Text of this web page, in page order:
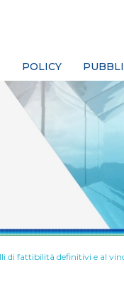
POLICY
di fattibilità definitivi e al